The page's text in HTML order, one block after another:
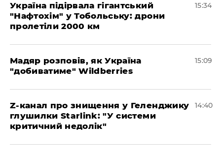
Україна підірвала гігантський
"Нафтохім" у Тобольську: дрони
пролетіли 2000 км
15:34
Мадяр розповів, як Україна
"добиватиме" Wildberries
15:09
Z-канал про знищення у Геленджику
глушилки Starlink: "У системи
критичний недолік"
14:40